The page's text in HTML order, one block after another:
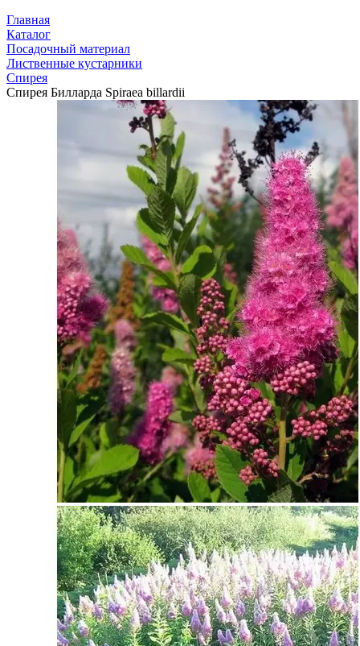
Главная
Каталог
Посадочный материал
Лиственные кустарники
Спирея
Спирея Билларда Spiraea billardii